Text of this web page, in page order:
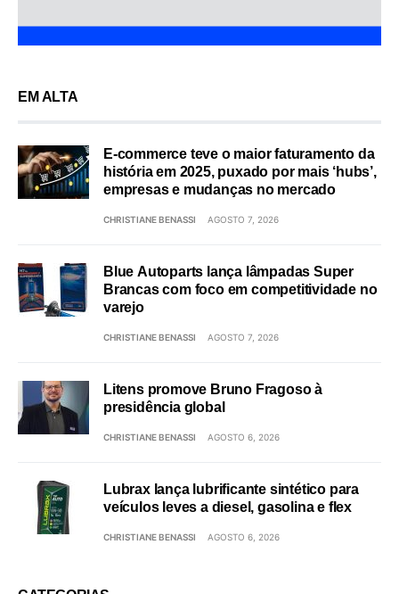
EM ALTA
E-commerce teve o maior faturamento da
história em 2025, puxado por mais ‘hubs’,
empresas e mudanças no mercado
CHRISTIANE BENASSI AGOSTO 7, 2026
Blue Autoparts lança lâmpadas Super
Brancas com foco em competitividade no
varejo
CHRISTIANE BENASSI AGOSTO 7, 2026
Litens promove Bruno Fragoso à
presidência global
CHRISTIANE BENASSI AGOSTO 6, 2026
Lubrax lança lubrificante sintético para
veículos leves a diesel, gasolina e flex
CHRISTIANE BENASSI AGOSTO 6, 2026